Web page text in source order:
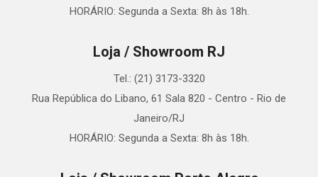
HORÁRIO: Segunda a Sexta: 8h às 18h.
Loja / Showroom RJ
Tel.: (21) 3173-3320
Rua República do Libano, 61 Sala 820 - Centro - Rio de
Janeiro/RJ
HORÁRIO: Segunda a Sexta: 8h às 18h.